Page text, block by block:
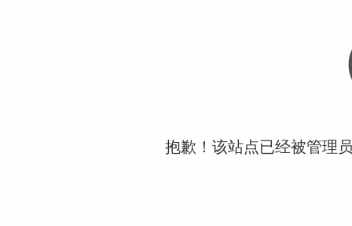
抱歉！该站点已经被管理